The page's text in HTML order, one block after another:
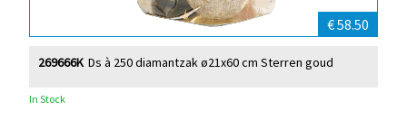
€ 58.50
Ds à 250 diamantzak ø21x60 cm Sterren goud
269666K
In Stock